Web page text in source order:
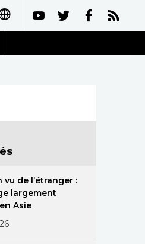
vu de l’étranger :
largement
Asie